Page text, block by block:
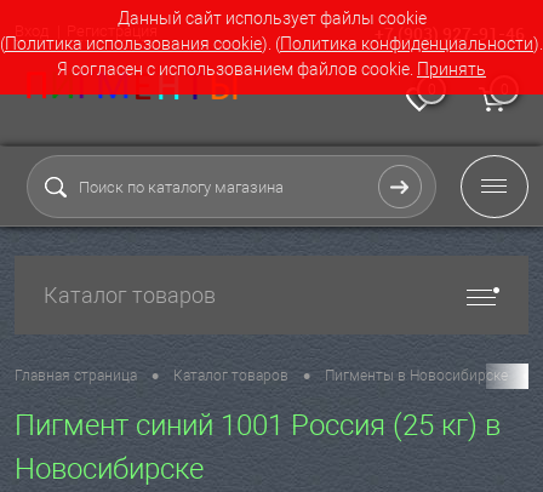
Данный сайт использует файлы cookie
(Политика использования cookie). (Политика конфиденциальности).
Я согласен с использованием файлов cookie. Принять
Регистрация +7 (903) 927-91-46
Каталог товаров
Главная страница • Каталог товаров • Пигменты в Новосибирске
Пигмент синий 1001 Россия (25 кг) в
Новосибирске